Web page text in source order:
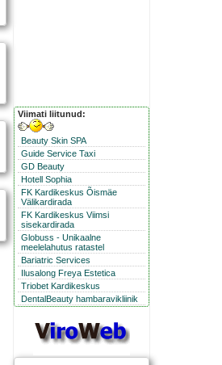
Viimati liitunud:
Beauty Skin SPA
Guide Service Taxi
GD Beauty
Hotell Sophia
FK Kardikeskus Õismäe
Välikardirada
FK Kardikeskus Viimsi
sisekardirada
Globuss - Unikaalne
meelelahutus ratastel
Bariatric Services
Ilusalong Freya Estetica
Triobet Kardikeskus
DentalBeauty hambaravikliinik